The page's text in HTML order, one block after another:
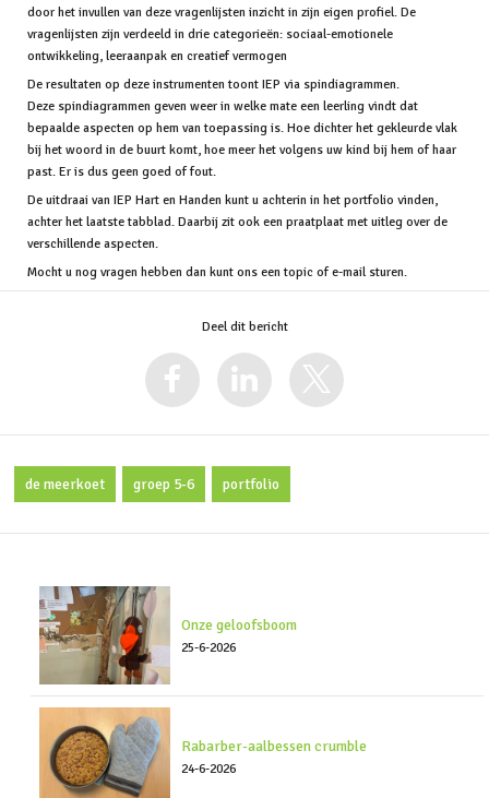
door het invullen van deze vragenlijsten inzicht in zijn eigen profiel. De
vragenlijsten zijn verdeeld in drie categorieën: sociaal-emotionele
ontwikkeling, leeraanpak en creatief vermogen
De resultaten op deze instrumenten toont IEP via spindiagrammen.
Deze spindiagrammen geven weer in welke mate een leerling vindt dat
bepaalde aspecten op hem van toepassing is. Hoe dichter het gekleurde vlak
bij het woord in de buurt komt, hoe meer het volgens uw kind bij hem of haar
past. Er is dus geen goed of fout.
De uitdraai van IEP Hart en Handen kunt u achterin in het portfolio vinden,
achter het laatste tabblad. Daarbij zit ook een praatplaat met uitleg over de
verschillende aspecten.
Mocht u nog vragen hebben dan kunt ons een topic of e-mail sturen.
Deel dit bericht
de meerkoet groep 5-6 portfolio
Onze geloofsboom
25-6-2026
Rabarber-aalbessen crumble
24-6-2026